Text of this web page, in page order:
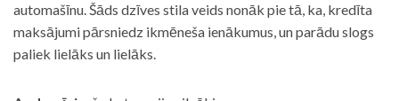
automašīnu. Šāds dzīves stila veids nonāk pie tā, ka, kredīta
maksājumi pārsniedz ikmēneša ienākumus, un parādu slogs
paliek lielāks un lielāks.